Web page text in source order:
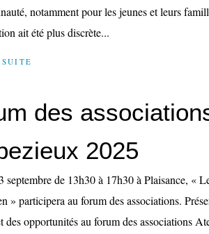
notamment pour les jeunes et leurs
ait été plus discrète...
des
2025
septembre de 13h30 à 17h30 à Plaisance, «
» participera au forum des associations.
des opportunités au forum des associations